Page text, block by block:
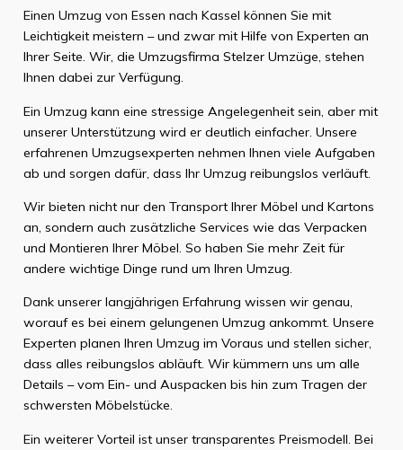
Einen Umzug von Essen nach Kassel können Sie mit
Leichtigkeit meistern – und zwar mit Hilfe von Experten an
Ihrer Seite. Wir, die Umzugsfirma Stelzer Umzüge, stehen
Ihnen dabei zur Verfügung.
Ein Umzug kann eine stressige Angelegenheit sein, aber mit
unserer Unterstützung wird er deutlich einfacher. Unsere
erfahrenen Umzugsexperten nehmen Ihnen viele Aufgaben
ab und sorgen dafür, dass Ihr Umzug reibungslos verläuft.
Wir bieten nicht nur den Transport Ihrer Möbel und Kartons
an, sondern auch zusätzliche Services wie das Verpacken
und Montieren Ihrer Möbel. So haben Sie mehr Zeit für
andere wichtige Dinge rund um Ihren Umzug.
Dank unserer langjährigen Erfahrung wissen wir genau,
worauf es bei einem gelungenen Umzug ankommt. Unsere
Experten planen Ihren Umzug im Voraus und stellen sicher,
dass alles reibungslos abläuft. Wir kümmern uns um alle
Details – vom Ein- und Auspacken bis hin zum Tragen der
schwersten Möbelstücke.
Ein weiterer Vorteil ist unser transparentes Preismodell. Bei